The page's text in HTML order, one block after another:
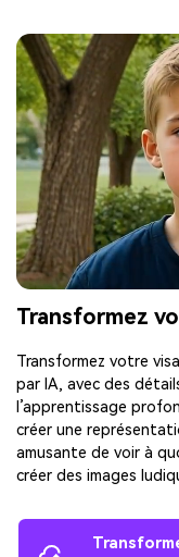
Transformez
Transformez votre
par IA, avec des
l’apprentissage
créer une
amusante de voir à
créer des images